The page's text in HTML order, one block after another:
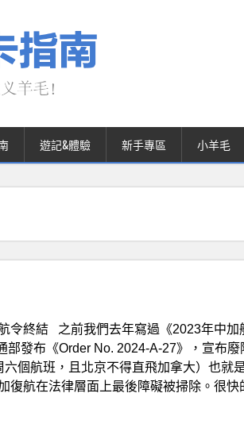
遊記&體驗 新手專區 小羊毛
令終結 之前我們去年寫過《2023年中加
發布《Order No. 2024-A-27》，宣布廢
個航班，且北京不得直飛加拿大）也就
復航在法律層面上最後障礙被掃除。很快